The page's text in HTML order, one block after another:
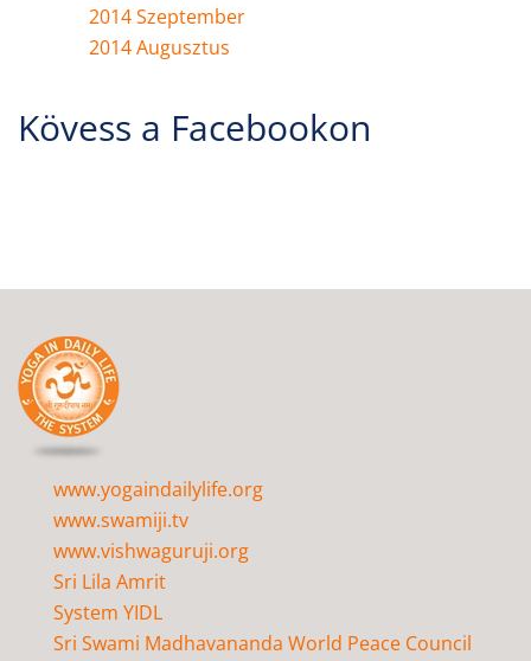
2014 Szeptember
2014 Augusztus
Kövess a Facebookon
www.yogaindailylife.org
www.swamiji.tv
www.vishwaguruji.org
Sri Lila Amrit
System YIDL
Sri Swami Madhavananda World Peace Council